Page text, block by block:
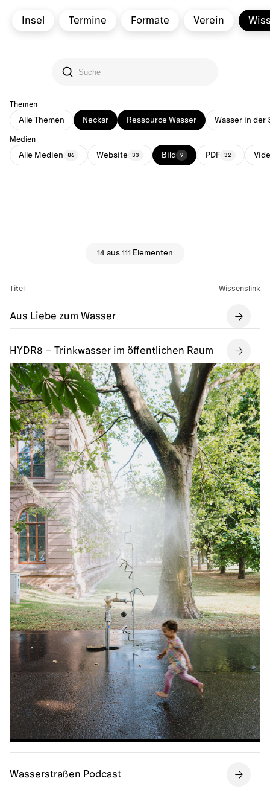
Insel Termine Formate Verein
Themen
Alle Themen Neckar Ressource Wasser Wasser in der
Medien
Alle Medien 86 Website 33 Bild 9 PDF 32
14 aus 111 Elementen
Titel Wissenslink
Aus Liebe zum Wasser
HYDR8 – Trinkwasser im öffentlichen Raum
Wasserstraßen Podcast